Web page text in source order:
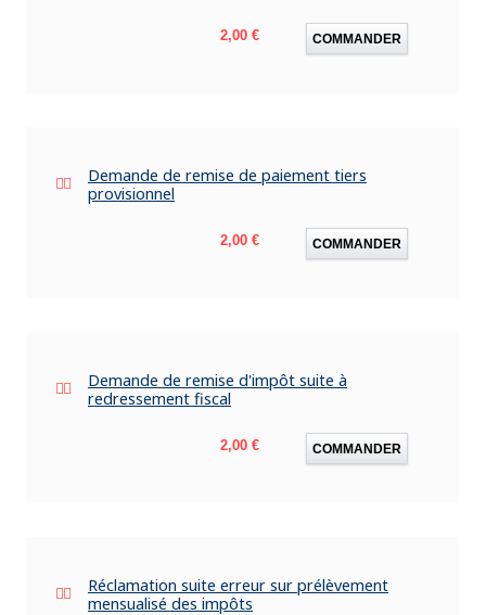
Prix
2,00 € COMMANDER
Demande de remise de paiement tiers
provisionnel
Prix
2,00 € COMMANDER
Demande de remise d'impôt suite à
redressement fiscal
Prix
2,00 € COMMANDER
Réclamation suite erreur sur prélèvement
mensualisé des impôts